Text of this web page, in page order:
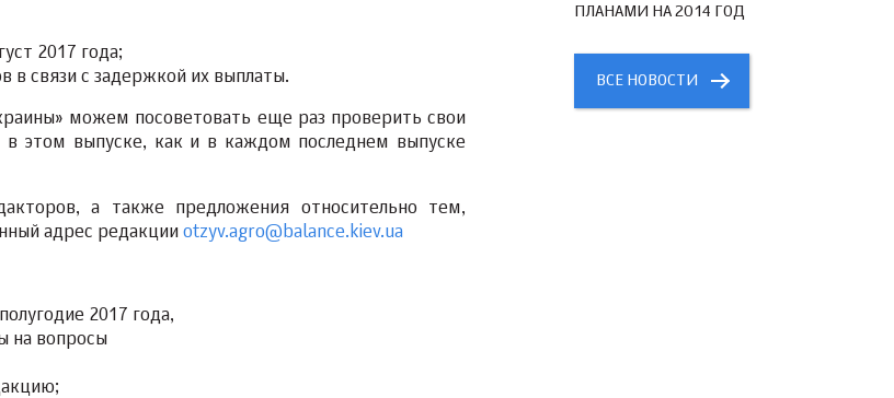
2017 года;
в связи с задержкой их выплаты.
можем посоветовать еще раз проверить свои
этом выпуске, как и в каждом последнем выпуске
а также предложения относительно тем,
адрес редакции otzyv.agro@balance.kiev.ua
2017 года,
на вопросы
ПЛАНАМИ НА 2014 ГОД
ВСЕ НОВОСТИ